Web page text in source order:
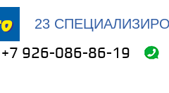
23
+7 926-086-86-19